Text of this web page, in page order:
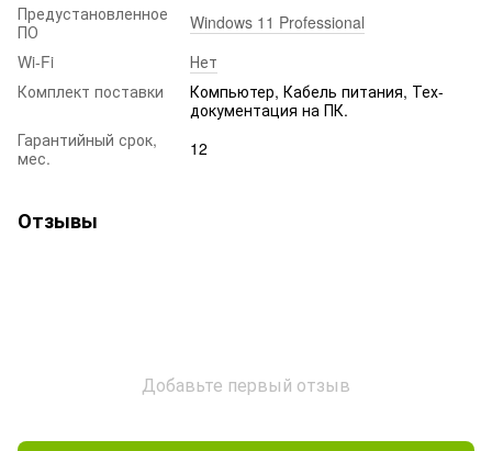
Предустановленное
ПО
Windows 11 Professional
Wi-Fi
Нет
Комплект поставки
Компьютер, Кабель питания, Тех-
документация на ПК.
Гарантийный срок,
мес.
12
Отзывы
Добавьте первый отзыв